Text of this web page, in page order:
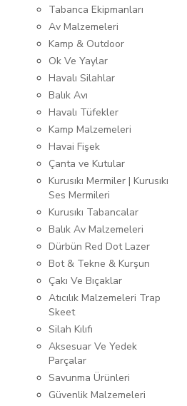
Tabanca Ekipmanları
Av Malzemeleri
Kamp & Outdoor
Ok Ve Yaylar
Havalı Silahlar
Balık Avı
Havalı Tüfekler
Kamp Malzemeleri
Havai Fişek
Çanta ve Kutular
Kurusıkı Mermiler | Kurusıkı
Ses Mermileri
Kurusıkı Tabancalar
Balık Av Malzemeleri
Dürbün Red Dot Lazer
Bot & Tekne & Kurşun
Çakı Ve Bıçaklar
Atıcılık Malzemeleri Trap
Skeet
Silah Kılıfı
Aksesuar Ve Yedek
Parçalar
Savunma Ürünleri
Güvenlik Malzemeleri